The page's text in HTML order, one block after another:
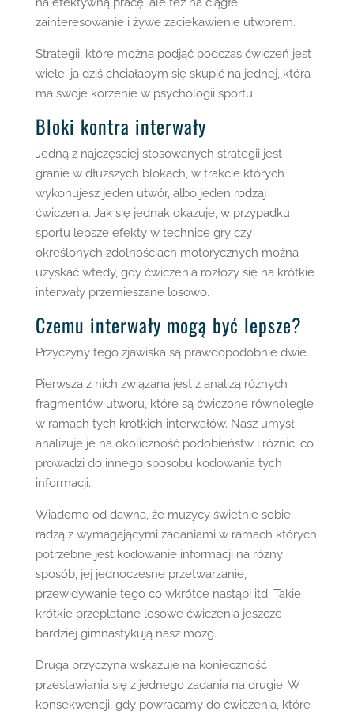
zainteresowanie i żywe zaciekawienie utworem.
Strategii, które można podjąć podczas ćwiczeń jest
wiele, ja dziś chciałabym się skupić na jednej, która
ma swoje korzenie w psychologii sportu.
Bloki kontra interwały
Jedną z najczęściej stosowanych strategii jest
granie w dłuższych blokach, w trakcie których
wykonujesz jeden utwór, albo jeden rodzaj
ćwiczenia. Jak się jednak okazuje, w przypadku
sportu lepsze efekty w technice gry czy
określonych zdolnościach motorycznych można
uzyskać wtedy, gdy ćwiczenia rozłoży się na krótkie
interwały przemieszane losowo.
Czemu interwały mogą być lepsze?
Przyczyny tego zjawiska są prawdopodobnie dwie.
Pierwsza z nich związana jest z analizą różnych
fragmentów utworu, które są ćwiczone równolegle
w ramach tych krótkich interwałów. Nasz umysł
analizuje je na okoliczność podobieństw i różnic, co
prowadzi do innego sposobu kodowania tych
informacji.
Wiadomo od dawna, że muzycy świetnie sobie
radzą z wymagającymi zadaniami w ramach których
potrzebne jest kodowanie informacji na różny
sposób, jej jednoczesne przetwarzanie,
przewidywanie tego co wkrótce nastąpi itd. Takie
krótkie przeplatane losowe ćwiczenia jeszcze
bardziej gimnastykują nasz mózg.
Druga przyczyna wskazuje na konieczność
przestawiania się z jednego zadania na drugie. W
konsekwencji, gdy powracamy do ćwiczenia, które